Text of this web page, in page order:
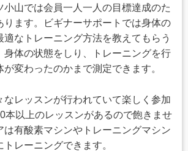
小山では会員一人一人の目標達成のた
ります。ビギナーサポートでは身体の
適なトレーニング方法を教えてもらう
身体の状態をしり、トレーニングを行
変わったのかまで測定できます。
なレッスンが行われていて楽しく参加
本以上のレッスンがあるので飽きませ
は有酸素マシンやトレーニングマシン
レーニングできます。